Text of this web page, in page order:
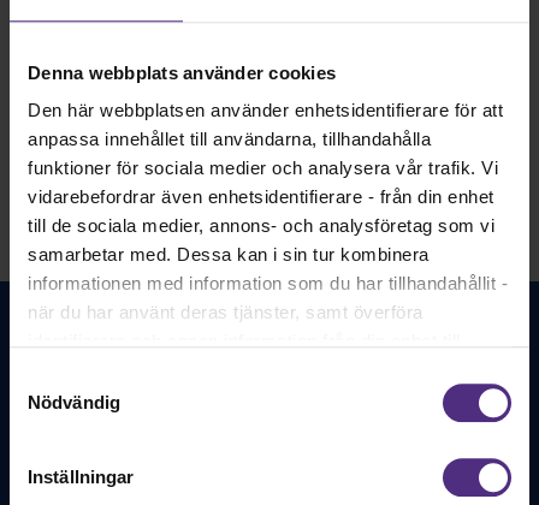
Denna webbplats använder cookies
Den här webbplatsen använder enhetsidentifierare för att
anpassa innehållet till användarna, tillhandahålla
funktioner för sociala medier och analysera vår trafik. Vi
vidarebefordrar även enhetsidentifierare - från din enhet
till de sociala medier, annons- och analysföretag som vi
samarbetar med. Dessa kan i sin tur kombinera
informationen med information som du har tillhandahållit -
när du har använt deras tjänster, samt överföra
Dock har vi lagt in anonymisering av IP-adress i
förhållande till Google Analytics. Du godkänner våra
cookies vid fortsatt användande av vår webbplats.
Nödvändig
Inställningar
Läs mer
Svenska Barnmorskeförbundet - för alla
legitimerade barnmorskor och